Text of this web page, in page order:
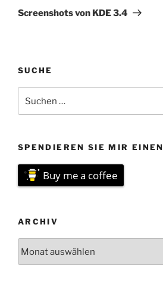
Beitrag
Screenshots von KDE 3.4
SUCHE
nach:
SPENDIEREN SIE MIR
Buy me a coffee
ARCHIV